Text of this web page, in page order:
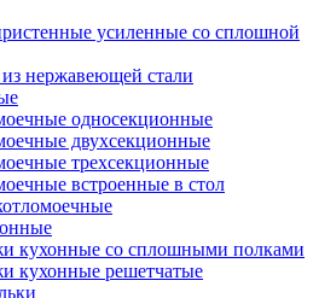
усиленные со сплошной
нержавеющей стали
односекционные
двухсекционные
трехсекционные
встроенные в стол
кухонные со сплошными полками
кухонные решетчатые